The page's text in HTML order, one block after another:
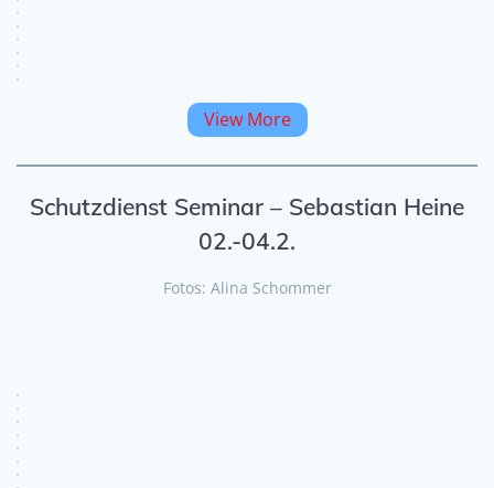
View More
Schutzdienst Seminar – Sebastian Heine
02.-04.2.
Fotos: Alina Schommer